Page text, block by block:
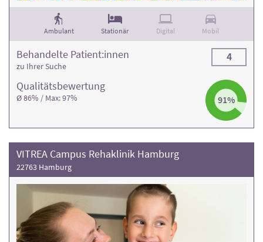
Ambulant Stationär Digital Mobil
Qualitäts­bewertung
Ø 86% / Max: 97% 91%
Behandelte Patient:innen
zu Ihrer Suche
4
VITREA Campus Rehaklinik Hamburg
22763 Hamburg